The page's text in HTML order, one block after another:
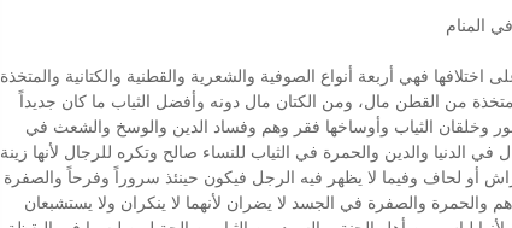
المنام
فهي أربعة أنواع الصوفية والشعرية والقطنية والكتانية والمتخذة
من القطن مال، ومن الكتان مال دونه وأفضل الثياب ما كان جديداً
وخلقان الثياب وأوساخها فقر وهم وفساد الدين والوسخ والشعث في
الدنيا والدين والحمرة في الثياب للنساء صالح وتكره للرجال لأنها زينة
أو لحاف وفيما لا يظهر فيه الرجل فيكون حينئذ سروراً وفرحاً والصفرة
والصفرة في الجسد لا يضران لأنهما لا ينكران ولا يستشبعان